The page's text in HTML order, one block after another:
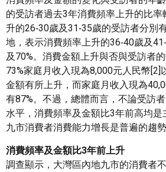
的受訪者過去3年消費頻率上升的比率
升的26‑30歲及31‑35歲的受訪者分別
地，表示消費頻率上升的36‑40歲及
及70%。消費金額上升與否與受訪者
73%家庭月收入現為8,000元人民幣[2]
金額有所上升，而家庭月收入現為
有87%。不過，總體而言，不論受訪
水平，消費頻率及金額比3年前高均
九市消費者消費能力增長是普遍的趨勢
消費頻率及金額比3年前上升
調查顯示，大灣區內地九市的消費者